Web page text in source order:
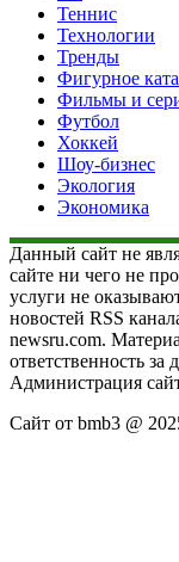
Теннис
Технологии
Тренды
Фигурное
Фильмы и
Футбол
Хоккей
Шоу-бизнес
Экология
Экономика
Данный сайт не
сайте ни чего не
услуги не
новостей RSS
newsru.com.
ответственность
Администрация
Сайт от bmb3 @